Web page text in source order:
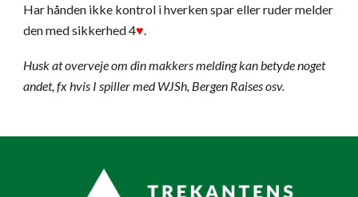
Har hånden ikke kontrol i hverken spar eller ruder melder
den med sikkerhed 4♥.
Husk at overveje om din makkers melding kan betyde noget
andet, fx hvis I spiller med WJSh, Bergen Raises osv.